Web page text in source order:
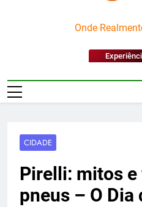
Onde
CIDADE
Pirelli: mitos e
pneus – O Dia